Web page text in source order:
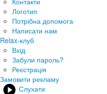
Логотип
Потрібна допомога
Написати нам
Relax-клуб
Вхід
Забули пароль?
Реєстрація
Замовити рекламу
Слухати